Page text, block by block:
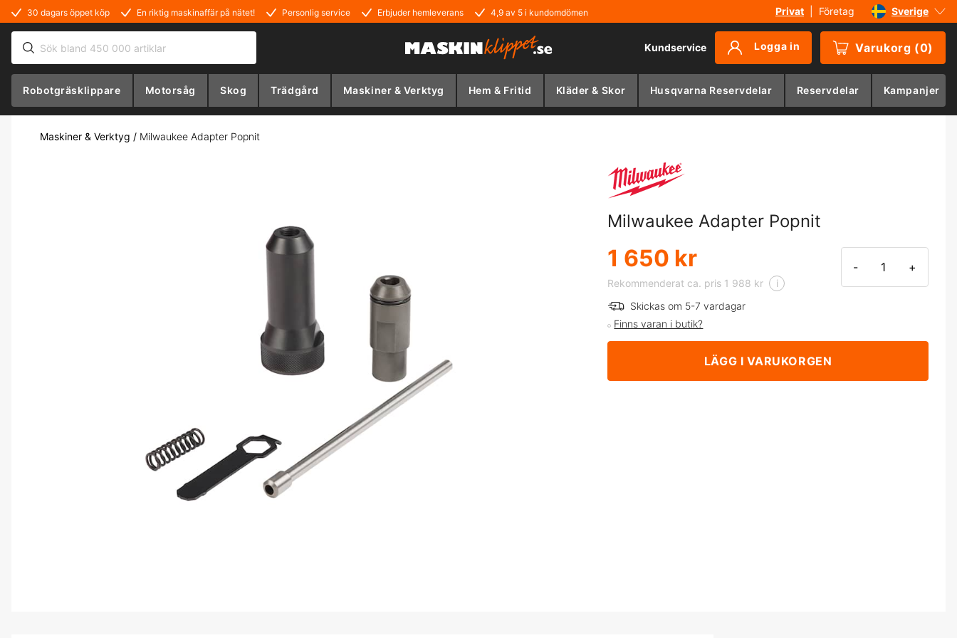
30 dagars öppet köp En riktig maskinaffär på nätet! Personlig service Erbjuder hemleverans 4,9 av 5 i kundomdömen Privat Företag
Sverige
Danmark
Norge
Kundservice Logga in Varukorg (0)
Robotgräsklippare Motorsåg Skog Trädgård Maskiner & Verktyg Hem & Fritid Kläder & Skor Husqvarna Reservdelar Reservdelar Kampanjer
Maskiner & Verktyg / Milwaukee Adapter Popnit
Milwaukee Adapter Popnit
1 650 kr
Rekommenderat ca. pris 1 988 kr i
- +
Skickas om 5-7 vardagar
Finns varan i butik?
LÄGG I VARUKORGEN